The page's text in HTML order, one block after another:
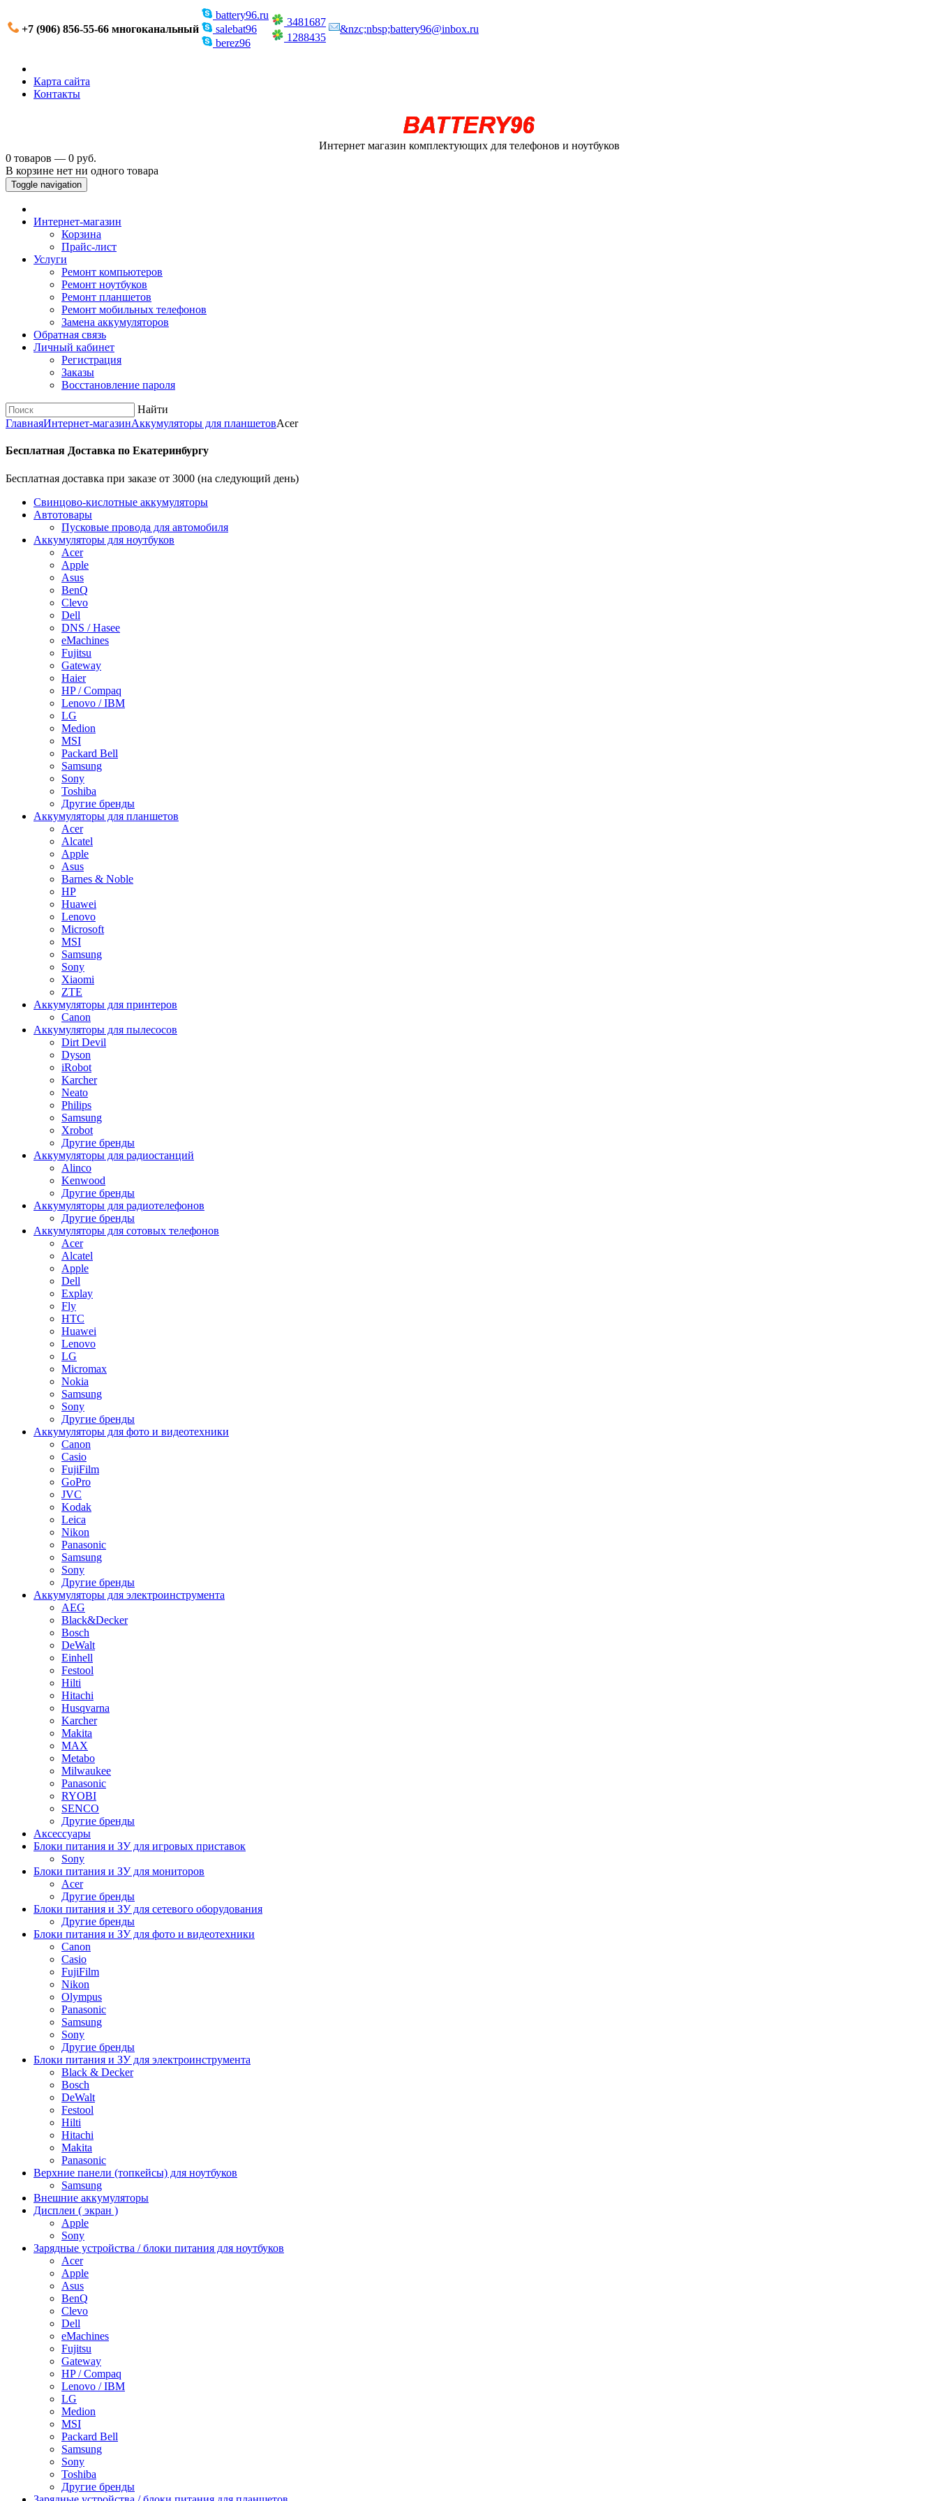
+7 (906) 856-55-66 многоканальный
battery96.ru
salebat96
berez96
3481687
1288435
&nzc;nbsp;battery96@inbox.ru
Карта сайта
Контакты
Интернет магазин комплектующих для телефонов и ноутбуков
0 товаров — 0 руб.
В корзине нет ни одного товара
Toggle navigation
Интернет-магазин
Корзина
Прайс-лист
Услуги
Ремонт компьютеров
Ремонт ноутбуков
Ремонт планшетов
Ремонт мобильных телефонов
Замена аккумуляторов
Обратная связь
Личный кабинет
Регистрация
Заказы
Восстановление пароля
Найти
ГлавнаяИнтернет-магазинАккумуляторы для планшетовAcer
Бесплатная Доставка по Екатеринбургу
Бесплатная доставка при заказе от 3000 (на следующий день)
Cвинцово-кислотные аккумуляторы
Автотовары
Пусковые провода для автомобиля
Аккумуляторы для ноутбуков
Acer
Apple
Asus
BenQ
Clevo
Dell
DNS / Hasee
eMachines
Fujitsu
Gateway
Haier
HP / Compaq
Lenovo / IBM
LG
Medion
MSI
Packard Bell
Samsung
Sony
Toshiba
Другие бренды
Аккумуляторы для планшетов
Acer
Alcatel
Apple
Asus
Barnes & Noble
HP
Huawei
Lenovo
Microsoft
MSI
Samsung
Sony
Xiaomi
ZTE
Аккумуляторы для принтеров
Canon
Аккумуляторы для пылесосов
Dirt Devil
Dyson
iRobot
Karcher
Neato
Philips
Samsung
Xrobot
Другие бренды
Аккумуляторы для радиостанций
Alinco
Kenwood
Другие бренды
Аккумуляторы для радиотелефонов
Другие бренды
Аккумуляторы для сотовых телефонов
Acer
Alcatel
Apple
Dell
Explay
Fly
HTC
Huawei
Lenovo
LG
Micromax
Nokia
Samsung
Sony
Другие бренды
Аккумуляторы для фото и видеотехники
Canon
Casio
FujiFilm
GoPro
JVC
Kodak
Leica
Nikon
Panasonic
Samsung
Sony
Другие бренды
Аккумуляторы для электроинструмента
AEG
Black&Decker
Bosch
DeWalt
Einhell
Festool
Hilti
Hitachi
Husqvarna
Karcher
Makita
MAX
Metabo
Milwaukee
Panasonic
RYOBI
SENCO
Другие бренды
Аксессуары
Блоки питания и ЗУ для игровых приставок
Sony
Блоки питания и ЗУ для мониторов
Acer
Другие бренды
Блоки питания и ЗУ для сетевого оборудования
Другие бренды
Блоки питания и ЗУ для фото и видеотехники
Canon
Casio
FujiFilm
Nikon
Olympus
Panasonic
Samsung
Sony
Другие бренды
Блоки питания и ЗУ для электроинструмента
Black & Decker
Bosch
DeWalt
Festool
Hilti
Hitachi
Makita
Panasonic
Верхние панели (топкейсы) для ноутбуков
Samsung
Внешние аккумуляторы
Дисплеи ( экран )
Apple
Sony
Зарядные устройства / блоки питания для ноутбуков
Acer
Apple
Asus
BenQ
Clevo
Dell
eMachines
Fujitsu
Gateway
HP / Compaq
Lenovo / IBM
LG
Medion
MSI
Packard Bell
Samsung
Sony
Toshiba
Другие бренды